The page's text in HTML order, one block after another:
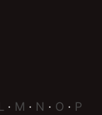
· M · N · O · P